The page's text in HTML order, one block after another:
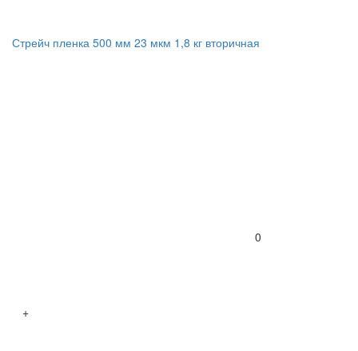
Стрейч пленка 500 мм 23 мкм 1,8 кг вторичная
0
+